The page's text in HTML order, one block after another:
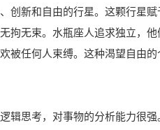
创新和自由的行星。这颗行星
拘无束。水瓶座人追求独立，
被任何人束缚。这种渴望自由的
辑思考，对事物的分析能力很